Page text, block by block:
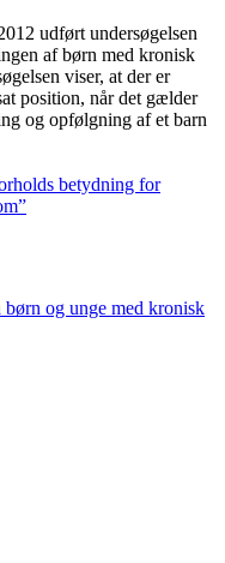
udført undersøgelsen
af børn med kronisk
viser, at der er
position, når det gælder
og opfølgning af et barn
betydning for
og unge med kronisk